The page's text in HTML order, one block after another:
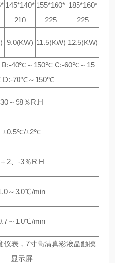
145*140*
210
155*160*
225
185*160*
225
9.0(KW) 11.5(KW) 12.5(KW)
40℃～150℃ C:-60℃～15
D:-70℃～150℃
30～98％R.H
±0.5℃/±2℃
＋2、-3％R.H
～3.0℃/min
～1.0℃/min
仪表，7寸高清真彩液晶触摸
显示屏